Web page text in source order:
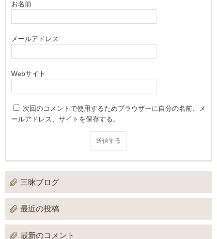
お名前
メールアドレス
Webサイト
次回のコメントで使用するためブラウザーに自分の名前、メ
ールアドレス、サイトを保存する。
三昧ブログ
最近の投稿
最新のコメント